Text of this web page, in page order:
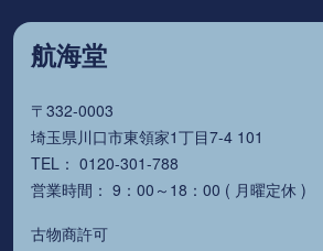
航海堂
〒332-0003
埼玉県川口市東領家1丁目7-4 101
TEL： 0120-301-788
営業時間： 9：00～18：00 ( 月曜定休 )
古物商許可